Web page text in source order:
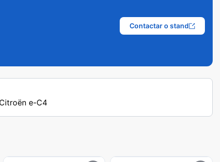
Contactar o stand
e-C4